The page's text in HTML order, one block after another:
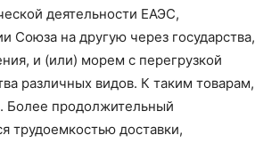
деятельности ЕАЭС,
Союза на другую через государства,
и (или) морем с перегрузкой
различных видов. К таким товарам,
Более продолжительный
трудоемкостью доставки,